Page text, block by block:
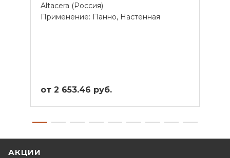
Altacera (Россия)
Применение: Панно, Настенная
от 2 653.46 руб.
АКЦИИ